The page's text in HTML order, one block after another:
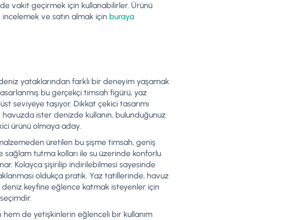
vakit geçirmek için kullanabilirler. Ürünü
ve satın almak için buraya
deniz yataklarından farklı bir deneyim yaşamak
bu gerçekçi timsah figürü, yaz
seviyeye taşıyor. Dikkat çekici tasarımı
ister denizde kullanın, bulunduğunuz
ürünü olmaya aday.
üretilen bu şişme timsah, geniş
sağlam tutma kolları ile su üzerinde konforlu
Kolayca şişirilip indirilebilmesi sayesinde
oldukça pratik. Yaz tatillerinde, havuz
keyfine eğlence katmak isteyenler için
hem de yetişkinlerin eğlenceli bir kullanım